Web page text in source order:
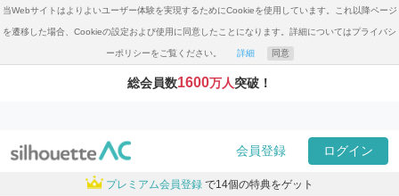
当Webサイトはよりよいユーザー体験を実現するためにCookieを使用しています。これ以降ページ
を遷移した場合、Cookieの設定および使用に同意したことになります。詳細についてはプライバシ
ーポリシーをご覧ください。 詳細 同意
総会員数1600万人突破！
会員登録 ログイン
プレミアム会員登録 で14個の特典をゲット